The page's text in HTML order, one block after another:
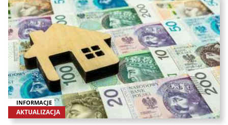
INFORMACJE
AKTUALIZACJA